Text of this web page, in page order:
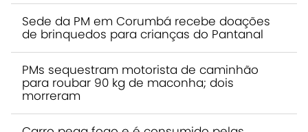
Sede da PM em Corumbá recebe doações
de brinquedos para crianças do Pantanal
PMs sequestram motorista de caminhão
para roubar 90 kg de maconha; dois
morreram